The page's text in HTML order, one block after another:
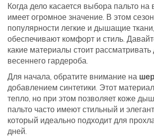
Когда дело касается выбора пальто на
имеет огромное значение. В этом
популярности легкие и дышащие
обеспечивают комфорт и стиль.
какие материалы стоит рассматривать
весеннего гардероба.
Для начала, обратите внимание на
добавлением синтетики. Этот
тепло, но при этом позволяет коже
пальто часто имеют стильный и
который идеально подходит для
дней.